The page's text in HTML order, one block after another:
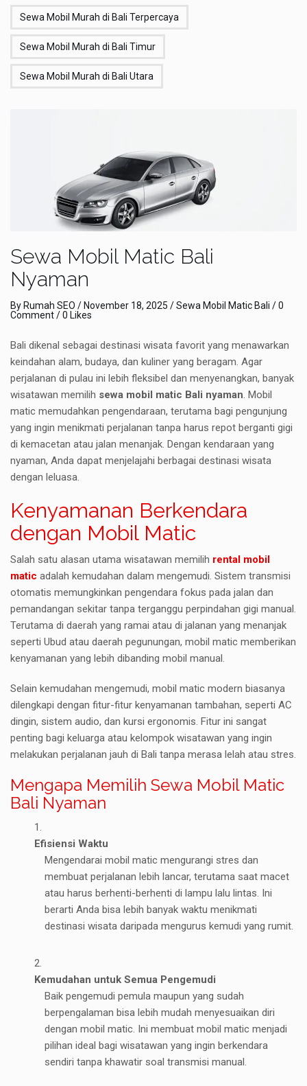
Sewa Mobil Murah di Bali Terpercaya
Sewa Mobil Murah di Bali Timur
Sewa Mobil Murah di Bali Utara
Sewa Mobil Matic Bali
Nyaman
By Rumah SEO / November 18, 2025 /Sewa Mobil Matic Bali /0
Comment/ 0 Likes
Bali dikenal sebagai destinasi wisata favorit yang menawarkan
keindahan alam, budaya, dan kuliner yang beragam. Agar
perjalanan di pulau ini lebih fleksibel dan menyenangkan, banyak
wisatawan memilih sewa mobil matic Bali nyaman. Mobil
matic memudahkan pengendaraan, terutama bagi pengunjung
yang ingin menikmati perjalanan tanpa harus repot berganti gigi
di kemacetan atau jalan menanjak. Dengan kendaraan yang
nyaman, Anda dapat menjelajahi berbagai destinasi wisata
dengan leluasa.
Kenyamanan Berkendara
dengan Mobil Matic
Salah satu alasan utama wisatawan memilih rental mobil
matic adalah kemudahan dalam mengemudi. Sistem transmisi
otomatis memungkinkan pengendara fokus pada jalan dan
pemandangan sekitar tanpa terganggu perpindahan gigi manual.
Terutama di daerah yang ramai atau di jalanan yang menanjak
seperti Ubud atau daerah pegunungan, mobil matic memberikan
kenyamanan yang lebih dibanding mobil manual.
Selain kemudahan mengemudi, mobil matic modern biasanya
dilengkapi dengan fitur-fitur kenyamanan tambahan, seperti AC
dingin, sistem audio, dan kursi ergonomis. Fitur ini sangat
penting bagi keluarga atau kelompok wisatawan yang ingin
melakukan perjalanan jauh di Bali tanpa merasa lelah atau stres.
Mengapa Memilih Sewa Mobil Matic
Bali Nyaman
Efisiensi Waktu
Mengendarai mobil matic mengurangi stres dan
membuat perjalanan lebih lancar, terutama saat macet
atau harus berhenti-berhenti di lampu lalu lintas. Ini
berarti Anda bisa lebih banyak waktu menikmati
destinasi wisata daripada mengurus kemudi yang rumit.
Kemudahan untuk Semua Pengemudi
Baik pengemudi pemula maupun yang sudah
berpengalaman bisa lebih mudah menyesuaikan diri
dengan mobil matic. Ini membuat mobil matic menjadi
pilihan ideal bagi wisatawan yang ingin berkendara
sendiri tanpa khawatir soal transmisi manual.